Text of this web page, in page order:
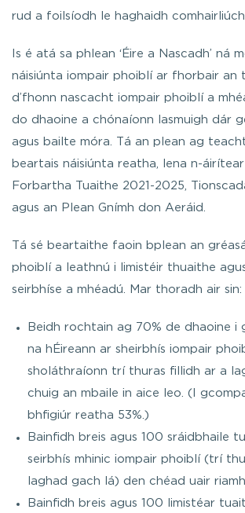
rud a foilsíodh le haghaidh
Is é atá sa phlean ‘Éire a Nascadh’ ná
náisiúnta iompair phoiblí ar fhorbair an
d’fhonn nascacht iompair phoiblí a
do dhaoine a chónaíonn lasmuigh dár
agus bailte móra. Tá an plean ag
beartais náisiúnta reatha, lena n-
Forbartha Tuaithe 2021-2025,
agus an Plean Gnímh don Aeráid.
Tá sé beartaithe faoin bplean an
phoiblí a leathnú i limistéir thuaithe
seirbhíse a mhéadú. Mar thoradh air sin:
Beidh rochtain ag 70% de dhaoine i
na hÉireann ar sheirbhís iompair
sholáthraíonn trí thuras fillidh ar a
chuig an mbaile in aice leo. (I
bhfigiúr reatha 53%.)
Bainfidh breis agus 100 sráidbhaile
seirbhís mhinic iompair phoiblí (trí
laghad gach lá) den chéad uair riamh
Bainfidh breis agus 100 limistéar